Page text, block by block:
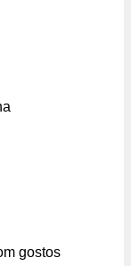
gostos